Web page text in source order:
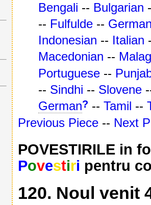
Bengali -- Bulgarian
-- Fulfulde --
Indonesian -- Italian
Macedonian --
Portuguese --
-- Sindhi -- Slovene
German? -- Tamil --
Previous Piece -- Next
POVESTIRILE in
Povestiri pentru
120. Noul venit